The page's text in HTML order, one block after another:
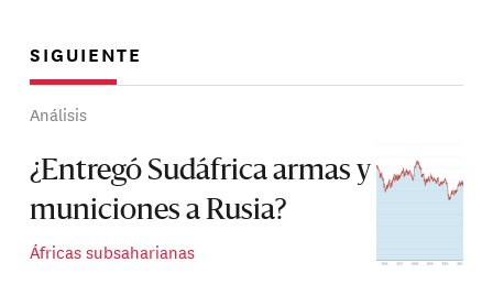
SIGUIENTE
Análisis
¿Entregó Sudáfrica armas y
municiones a Rusia?
Áfricas subsaharianas